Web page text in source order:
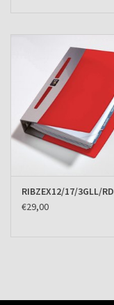
RIBZEX12/17/3GLL/RD
€29,00